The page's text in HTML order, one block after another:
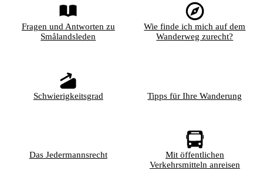
Fragen und Antworten zu
Smålandsleden
Wie finde ich mich auf dem
Wanderweg zurecht?
Schwierigkeitsgrad Tipps für Ihre Wanderung
Das Jedermannsrecht
Mit öffentlichen
Verkehrsmitteln anreisen